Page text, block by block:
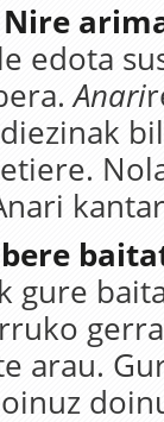
Nire
edota
Anari
gure
arau.